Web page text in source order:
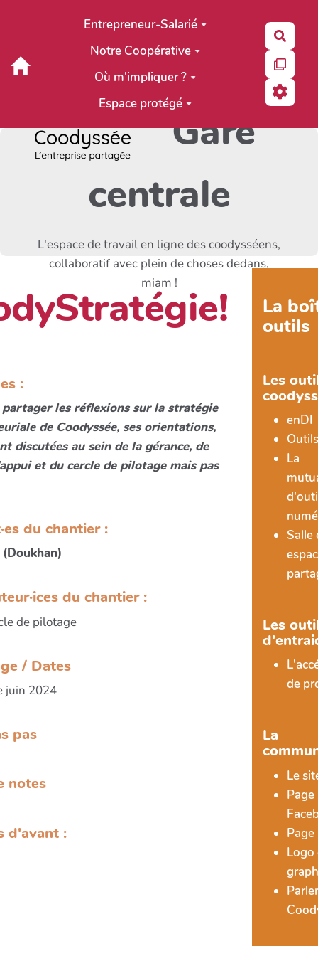
Aller au contenu principal
Entrepreneur-Salarié
Notre Coopérative
Où m'impliquer ?
Espace protégé
Gare
centrale
L'espace de travail en ligne des coodysséens,
collaboratif avec plein de choses dedans,
miam !
:
les réflexions sur la stratégie
de Coodyssée, ses orientations,
discutées au sein de la gérance, de
et du cercle de pilotage mais pas
du chantier :
du chantier :
de pilotage
/ Dates
juin 2024
pas
notes
d'avant :
La
outils
Les
enDI
La
Salle
Les
de
La
Le
Page
Logo